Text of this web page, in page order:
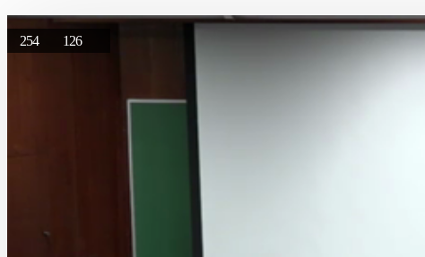
254 126